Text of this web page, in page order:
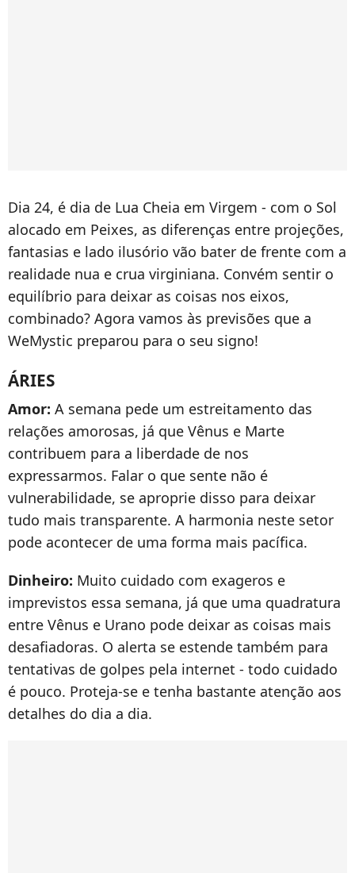
Dia 24, é dia de Lua Cheia em Virgem - com o Sol
alocado em Peixes, as diferenças entre projeções,
fantasias e lado ilusório vão bater de frente com a
realidade nua e crua virginiana. Convém sentir o
equilíbrio para deixar as coisas nos eixos,
combinado? Agora vamos às previsões que a
WeMystic preparou para o seu signo!
ÁRIES
Amor: A semana pede um estreitamento das
relações amorosas, já que Vênus e Marte
contribuem para a liberdade de nos
expressarmos. Falar o que sente não é
vulnerabilidade, se aproprie disso para deixar
tudo mais transparente. A harmonia neste setor
pode acontecer de uma forma mais pacífica.
Dinheiro: Muito cuidado com exageros e
imprevistos essa semana, já que uma quadratura
entre Vênus e Urano pode deixar as coisas mais
desafiadoras. O alerta se estende também para
tentativas de golpes pela internet - todo cuidado
é pouco. Proteja-se e tenha bastante atenção aos
detalhes do dia a dia.